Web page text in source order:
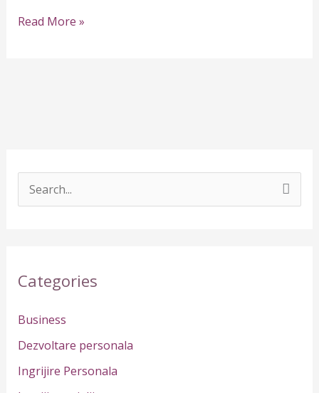
Read More »
c
f
o
r
Categories
Business
Dezvoltare personala
Ingrijire Personala